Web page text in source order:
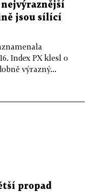
jsou sílící
Index PX klesl o
výrazný...
propad